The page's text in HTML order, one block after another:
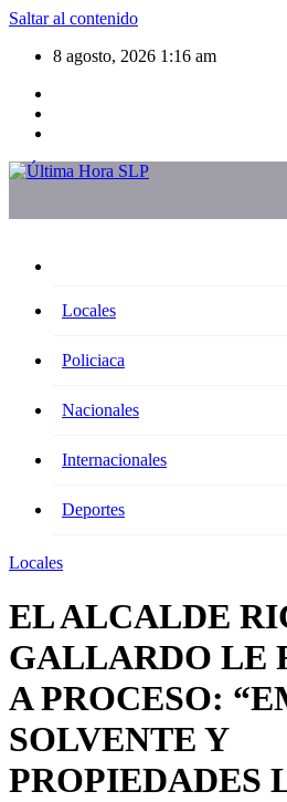
Saltar al contenido
8 agosto, 2026 1:16 am
Locales
Policiaca
Nacionales
Internacionales
Deportes
Locales
EL ALCALDE
GALLARDO LE
A PROCESO:
SOLVENTE Y
PROPIEDADES